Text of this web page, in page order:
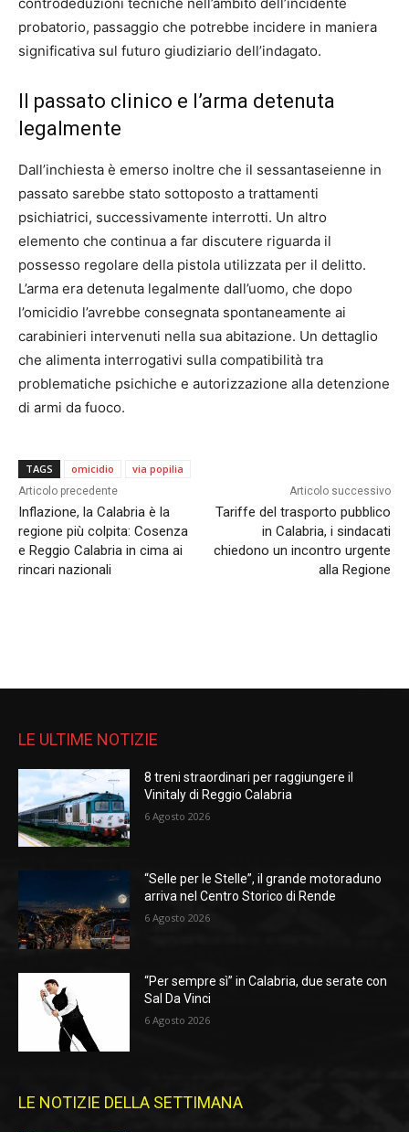
probatorio, passaggio che potrebbe incidere in maniera
significativa sul futuro giudiziario dell’indagato.
Il passato clinico e l’arma detenuta
legalmente
Dall’inchiesta è emerso inoltre che il sessantaseienne in
passato sarebbe stato sottoposto a trattamenti
psichiatrici, successivamente interrotti. Un altro
elemento che continua a far discutere riguarda il
possesso regolare della pistola utilizzata per il delitto.
L’arma era detenuta legalmente dall’uomo, che dopo
l’omicidio l’avrebbe consegnata spontaneamente ai
carabinieri intervenuti nella sua abitazione. Un dettaglio
che alimenta interrogativi sulla compatibilità tra
problematiche psichiche e autorizzazione alla detenzione
di armi da fuoco.
TAGS omicidio via popilia
Articolo precedente
Inflazione, la Calabria è la
regione più colpita: Cosenza
e Reggio Calabria in cima ai
rincari nazionali
Articolo successivo
Tariffe del trasporto pubblico
in Calabria, i sindacati
chiedono un incontro urgente
alla Regione
LE ULTIME NOTIZIE
8 treni straordinari per raggiungere il
Vinitaly di Reggio Calabria
6 Agosto 2026
“Selle per le Stelle”, il grande motoraduno
arriva nel Centro Storico di Rende
6 Agosto 2026
“Per sempre sì” in Calabria, due serate con
Sal Da Vinci
6 Agosto 2026
LE NOTIZIE DELLA SETTIMANA